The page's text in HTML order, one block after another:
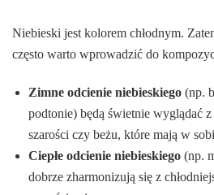
Niebieski jest kolorem chłodnym.
często warto wprowadzić do
Zimne odcienie niebieskiego (np.
podtonie) będą świetnie wyglądać
szarości czy beżu, które mają w
Ciepłe odcienie niebieskiego (np.
dobrze zharmonizują się z